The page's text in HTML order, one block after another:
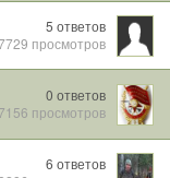
5 ответов
просмотров
0 ответов
7156 просмотров
6 ответов